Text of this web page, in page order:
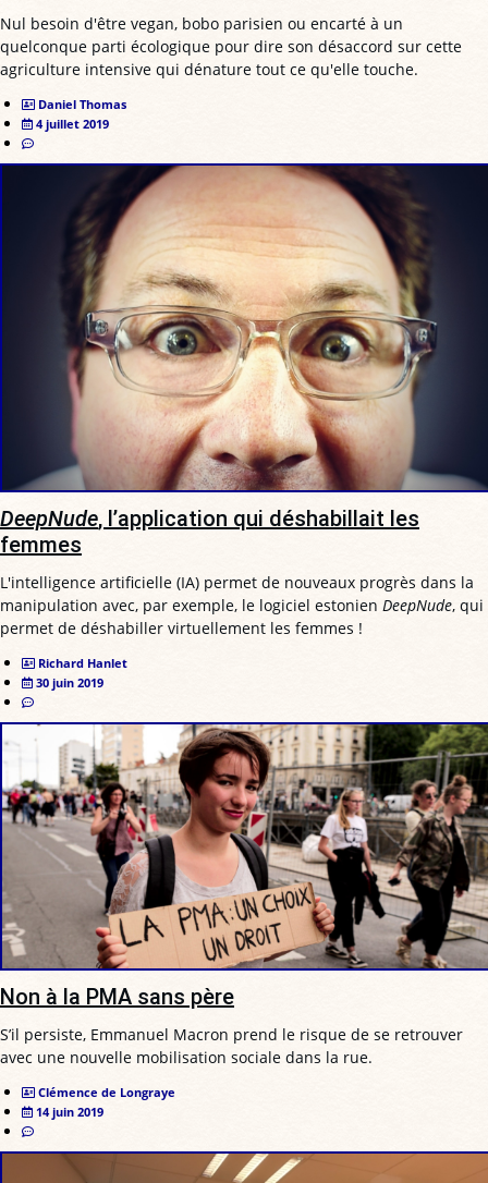
Nul besoin d'être vegan, bobo parisien ou encarté à un
quelconque parti écologique pour dire son désaccord sur cette
agriculture intensive qui dénature tout ce qu'elle touche.
Daniel Thomas
4 juillet 2019
DeepNude, l’application qui déshabillait les
femmes
L'intelligence artificielle (IA) permet de nouveaux progrès dans la
manipulation avec, par exemple, le logiciel estonien DeepNude, qui
permet de déshabiller virtuellement les femmes !
Richard Hanlet
30 juin 2019
Non à la PMA sans père
S’il persiste, Emmanuel Macron prend le risque de se retrouver
avec une nouvelle mobilisation sociale dans la rue.
Clémence de Longraye
14 juin 2019